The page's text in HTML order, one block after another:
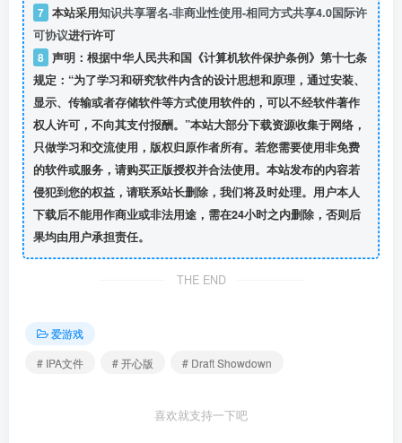
7 本站采用知识共享署名-非商业性使用-相同方式共享4.0国际许
可协议进行许可
8 声明：根据中华人民共和国《计算机软件保护条例》第十七条
规定：“为了学习和研究软件内含的设计思想和原理，通过安装、
显示、传输或者存储软件等方式使用软件的，可以不经软件著作
权人许可，不向其支付报酬。”本站大部分下载资源收集于网络，
只做学习和交流使用，版权归原作者所有。若您需要使用非免费
的软件或服务，请购买正版授权并合法使用。本站发布的内容若
侵犯到您的权益，请联系站长删除，我们将及时处理。用户本人
下载后不能用作商业或非法用途，需在24小时之内删除，否则后
果均由用户承担责任。
THE END
爱游戏
# IPA文件
# 开心版 # Draft Showdown
喜欢就支持一下吧